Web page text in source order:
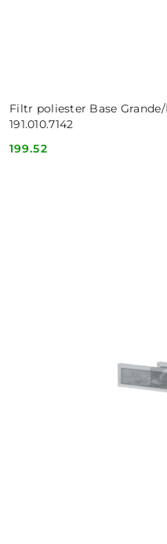
Filtr poliester Base
191.010.7142
Cena:
199.52